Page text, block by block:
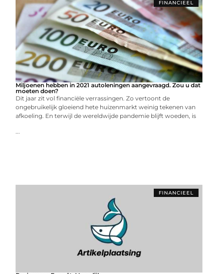
FINANCIEEL
Miljoenen hebben in 2021 autoleningen aangevraagd. Zou u dat
moeten doen?
Dit jaar zit vol financiële verrassingen. Zo vertoont de
ongebruikelijk gloeiend hete huizenmarkt weinig tekenen van
afkoeling. En terwijl de wereldwijde pandemie blijft woeden, is
...
FINANCIEEL